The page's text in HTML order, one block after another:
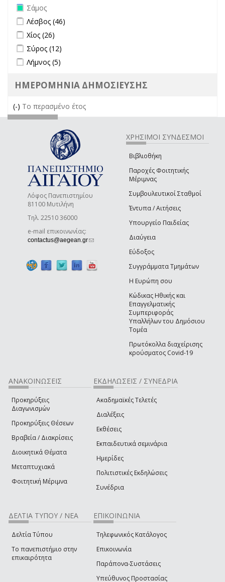
Remove Σάμος filter
Σάμος
Apply Λέσβος filter
Λέσβος (46)
Apply Χίος filter
Χίος (26)
Apply Σύρος filter
Σύρος (12)
Apply Λήμνος filter
Λήμνος (5)
ΗΜΕΡΟΜΗΝΙΑ ΔΗΜΟΣΙΕΥΣΗΣ
(-) Remove Το περασμένο έτος filter
Το περασμένο έτος
Λόφος Πανεπιστημίου
81100 Μυτιλήνη
Τηλ. 22510 36000
e-mail επικοινωνίας:
contactus@aegean.gr(link sends e-mail)
ΧΡΗΣΙΜΟΙ ΣΥΝΔΕΣΜΟΙ
Βιβλιοθήκη
Παροχές Φοιτητικής
Μέριμνας
Συμβουλευτικοί Σταθμοί
Έντυπα / Αιτήσεις
Υπουργείο Παιδείας
Διαύγεια
Εύδοξος
Συγγράμματα Τμημάτων
Η Ευρώπη σου
Κώδικας Ηθικής και
Επαγγελματικής
Συμπεριφοράς
Υπαλλήλων του Δημόσιου
Τομέα
Πρωτόκολλα διαχείρισης
κρούσματος Covid-19
ΑΝΑΚΟΙΝΩΣΕΙΣ
Προκηρύξεις
Διαγωνισμών
Προκηρύξεις Θέσεων
Βραβεία / Διακρίσεις
Διοικητικά Θέματα
Μεταπτυχιακά
Φοιτητική Μέριμνα
ΕΚΔΗΛΩΣΕΙΣ / ΣΥΝΕΔΡΙΑ
Ακαδημαϊκές Τελετές
Διαλέξεις
Εκθέσεις
Εκπαιδευτικά σεμινάρια
Ημερίδες
Πολιτιστικές Εκδηλώσεις
Συνέδρια
ΔΕΛΤΙΑ ΤΥΠΟΥ / ΝΕΑ
Δελτία Τύπου
Το πανεπιστήμιο στην
επικαιρότητα
ΕΠΙΚΟΙΝΩΝΙΑ
Τηλεφωνικός Κατάλογος
Επικοινωνία
Παράπονα-Συστάσεις
Υπεύθυνος Προστασίας